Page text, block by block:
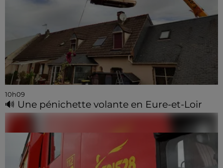
10h09
🔊 Une pénichette volante en Eure-et-Loir